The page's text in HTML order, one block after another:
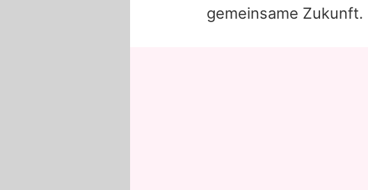
gemeinsame Zukunft.